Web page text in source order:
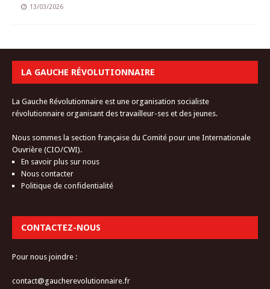
13/03/2026
LA GAUCHE RÉVOLUTIONNAIRE
La Gauche Révolutionnaire est une organisation socialiste
révolutionnaire organisant des travailleur-ses et des jeunes.
Nous sommes la section française du Comité pour une Internationale
Ouvrière (CIO/CWI).
En savoir plus sur nous
Nous contacter
Politique de confidentialité
CONTACTEZ-NOUS
Pour nous joindre :
contact@gaucherevolutionnaire.fr